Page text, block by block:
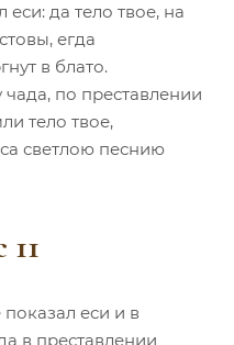
да тело твое, на
егда
в блато.
по преставлении
тело твое,
светлою песнию
еси и в
в преставлении